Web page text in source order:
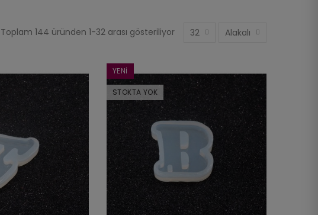
Toplam 144 üründen 1-32 arası gösteriliyor 32 Alakalı
YENI
STOKTA YOK